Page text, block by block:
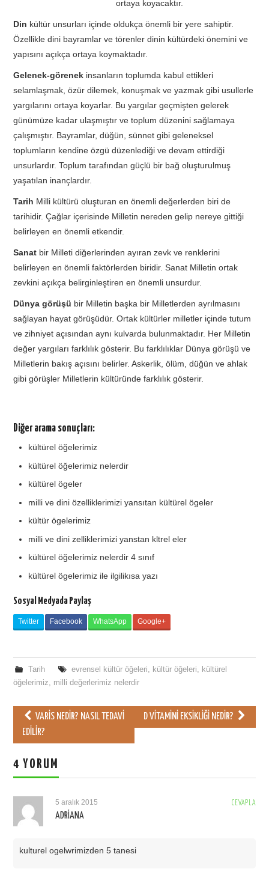
ortaya koyacaktır.
Din kültür unsurları içinde oldukça önemli bir yere sahiptir.
Özellikle dini bayramlar ve törenler dinin kültürdeki önemini ve
yapısını açıkça ortaya koymaktadır.
Gelenek-görenek insanların toplumda kabul ettikleri
selamlaşmak, özür dilemek, konuşmak ve yazmak gibi usullerle
yargılarını ortaya koyarlar. Bu yargılar geçmişten gelerek
günümüze kadar ulaşmıştır ve toplum düzenini sağlamaya
çalışmıştır. Bayramlar, düğün, sünnet gibi geleneksel
toplumların kendine özgü düzenlediği ve devam ettirdiği
unsurlardır. Toplum tarafından güçlü bir bağ oluşturulmuş
yaşatılan inançlardır.
Tarih Milli kültürü oluşturan en önemli değerlerden biri de
tarihidir. Çağlar içerisinde Milletin nereden gelip nereye gittiği
belirleyen en önemli etkendir.
Sanat bir Milleti diğerlerinden ayıran zevk ve renklerini
belirleyen en önemli faktörlerden biridir. Sanat Milletin ortak
zevkini açıkça belirginleştiren en önemli unsurdur.
Dünya görüşü bir Milletin başka bir Milletlerden ayrılmasını
sağlayan hayat görüşüdür. Ortak kültürler milletler içinde tutum
ve zihniyet açısından aynı kulvarda bulunmaktadır. Her Milletin
değer yargıları farklılık gösterir. Bu farklılıklar Dünya görüşü ve
Milletlerin bakış açısını belirler. Askerlik, ölüm, düğün ve ahlak
gibi görüşler Milletlerin kültüründe farklılık gösterir.
Diğer arama sonuçları:
kültürel öğelerimiz
kültürel öğelerimiz nelerdir
kültürel ögeler
milli ve dini özelliklerimizi yansıtan kültürel ögeler
kültür ögelerimiz
milli ve dini zelliklerimizi yanstan kltrel eler
kültürel öğelerimiz nelerdir 4 sınıf
kültürel ögelerimiz ile ilgilikısa yazı
Sosyal Medyada Paylaş
Twitter Facebook WhatsApp Google+
Tarih evrensel kültür öğeleri kültür öğeleri
kültürel
öğelerimiz
milli değerlerimiz nelerdir
Post navigation
VARIS NEDIR? NASIL TEDAVI
EDILIR?
D VITAMINI EKSIKLIĞI NEDIR?
4 YORUM
CEVAPLA
5 aralık 2015
ADRIANA
kulturel ogelwrimizden 5 tanesi